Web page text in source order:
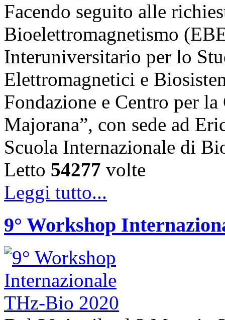
Facendo seguito alle
Bioelettromagnetismo
Interuniversitario per lo
Elettromagnetici e
Fondazione e Centro per
Majorana”, con sede ad
Scuola Internazionale di
Letto 54277 volte
Leggi tutto...
9° Workshop